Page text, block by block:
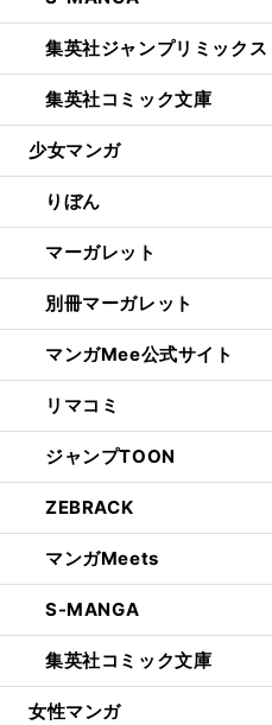
集英社ジャンプリミックス
集英社コミック文庫
少女マンガ
りぼん
マーガレット
別冊マーガレット
マンガMee公式サイト
リマコミ
ジャンプTOON
ZEBRACK
マンガMeets
S-MANGA
集英社コミック文庫
女性マンガ